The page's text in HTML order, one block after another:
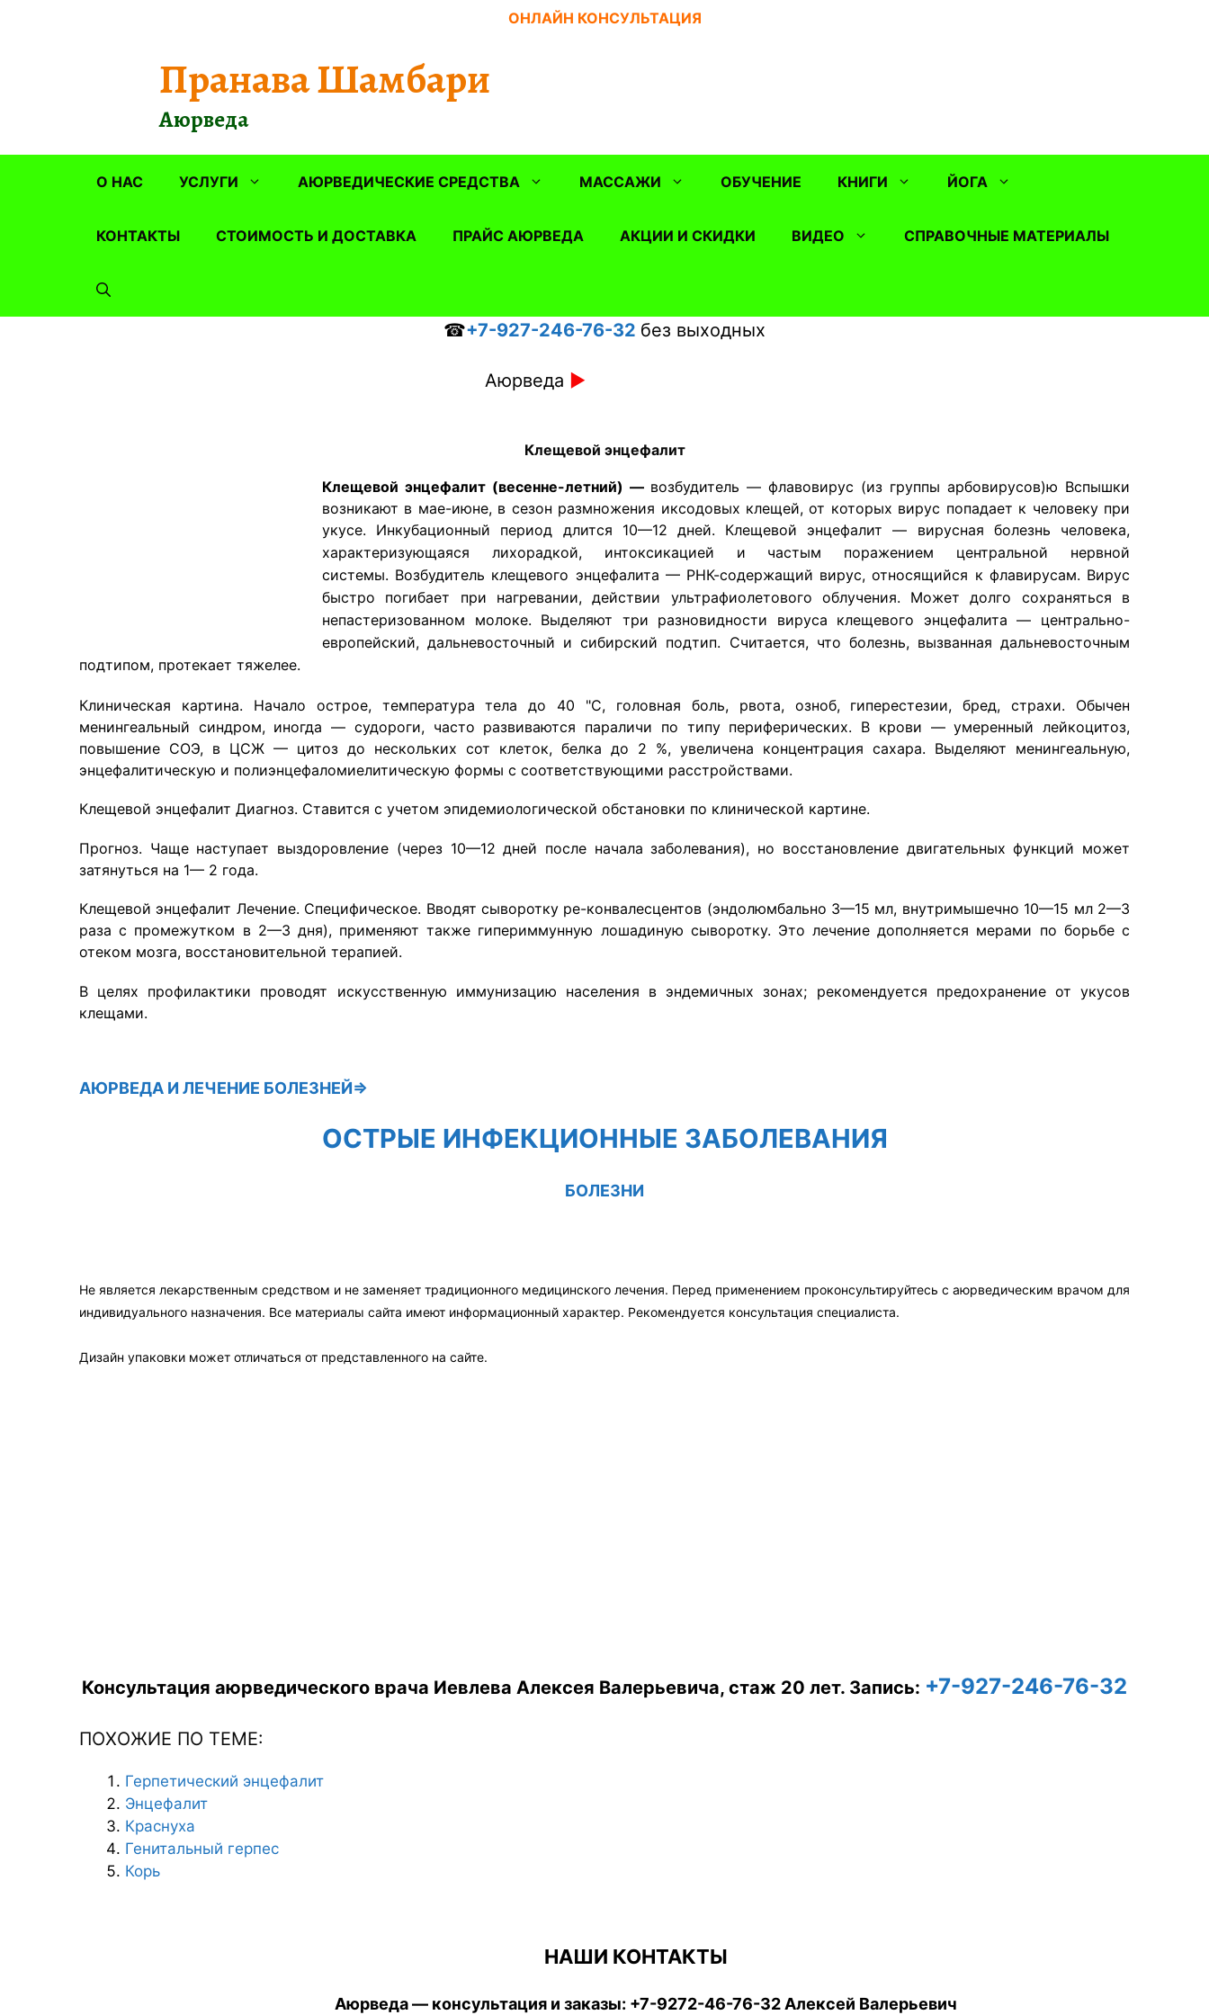
ОНЛАЙН КОНСУЛЬТАЦИЯ
Пранава Шамбари
Аюрведа
О НАС УСЛУГИ АЮРВЕДИЧЕСКИЕ СРЕДСТВА МАССАЖИ ОБУЧЕНИЕ КНИГИ ЙОГА
КОНТАКТЫ СТОИМОСТЬ И ДОСТАВКА ПРАЙС АЮРВЕДА АКЦИИ И СКИДКИ ВИДЕО СПРАВОЧНЫЕ МАТЕРИАЛЫ
☎+7-927-246-76-32 без выходных
Аюрведа ►
Клещевой энцефалит
Клещевой энцефалит (весенне-летний) — возбудитель — флавовирус (из группы арбовирусов)ю Вспышки
возникают в мае-июне, в сезон размножения иксодовых клещей, от которых вирус попадает к человеку при
укусе. Инкубационный период длится 10—12 дней. Клещевой энцефалит — вирусная болезнь человека,
характеризующаяся лихорадкой, интоксикацией и частым поражением центральной нервной
системы. Возбудитель клещевого энцефалита — РНК-содержащий вирус, относящийся к флавирусам. Вирус
быстро погибает при нагревании, действии ультрафиолетового облучения. Может долго сохраняться в
непастеризованном молоке. Выделяют три разновидности вируса клещевого энцефалита — центрально-
европейский, дальневосточный и сибирский подтип. Считается, что болезнь, вызванная дальневосточным
подтипом, протекает тяжелее.
Клиническая картина. Начало острое, температура тела до 40 "С, головная боль, рвота, озноб, гиперестезии, бред, страхи. Обычен
менингеальный синдром, иногда — судороги, часто развиваются параличи по типу периферических. В крови — умеренный лейкоцитоз,
повышение СОЭ, в ЦСЖ — цитоз до нескольких сот клеток, белка до 2 %, увеличена концентрация сахара. Выделяют менингеальную,
энцефалитическую и полиэнцефаломиелитическую формы с соответствующими расстройствами.
Клещевой энцефалит Диагноз. Ставится с учетом эпидемиологической обстановки по клинической картине.
Прогноз. Чаще наступает выздоровление (через 10—12 дней после начала заболевания), но восстановление двигательных функций может
затянуться на 1— 2 года.
Клещевой энцефалит Лечение. Специфическое. Вводят сыворотку ре-конвалесцентов (эндолюмбально 3—15 мл, внутримышечно 10—15 мл 2—3
раза с промежутком в 2—3 дня), применяют также гипериммунную лошадиную сыворотку. Это лечение дополняется мерами по борьбе с
отеком мозга, восстановительной терапией.
В целях профилактики проводят искусственную иммунизацию населения в эндемичных зонах; рекомендуется предохранение от укусов
клещами.
АЮРВЕДА И ЛЕЧЕНИЕ БОЛЕЗНЕЙ⇒
ОСТРЫЕ ИНФЕКЦИОННЫЕ ЗАБОЛЕВАНИЯ
БОЛЕЗНИ
Не является лекарственным средством и не заменяет традиционного медицинского лечения. Перед применением проконсультируйтесь с аюрведическим врачом для
индивидуального назначения. Все материалы сайта имеют информационный характер. Рекомендуется консультация специалиста.
Дизайн упаковки может отличаться от представленного на сайте.
Консультация аюрведического врача Иевлева Алексея Валерьевича, стаж 20 лет. Запись: +7-927-246-76-32
ПОХОЖИЕ ПО ТЕМЕ:
Герпетический энцефалит
Энцефалит
Краснуха
Генитальный герпес
Корь
НАШИ КОНТАКТЫ
Аюрведа — консультация и заказы: +7-9272-46-76-32 Алексей Валерьевич